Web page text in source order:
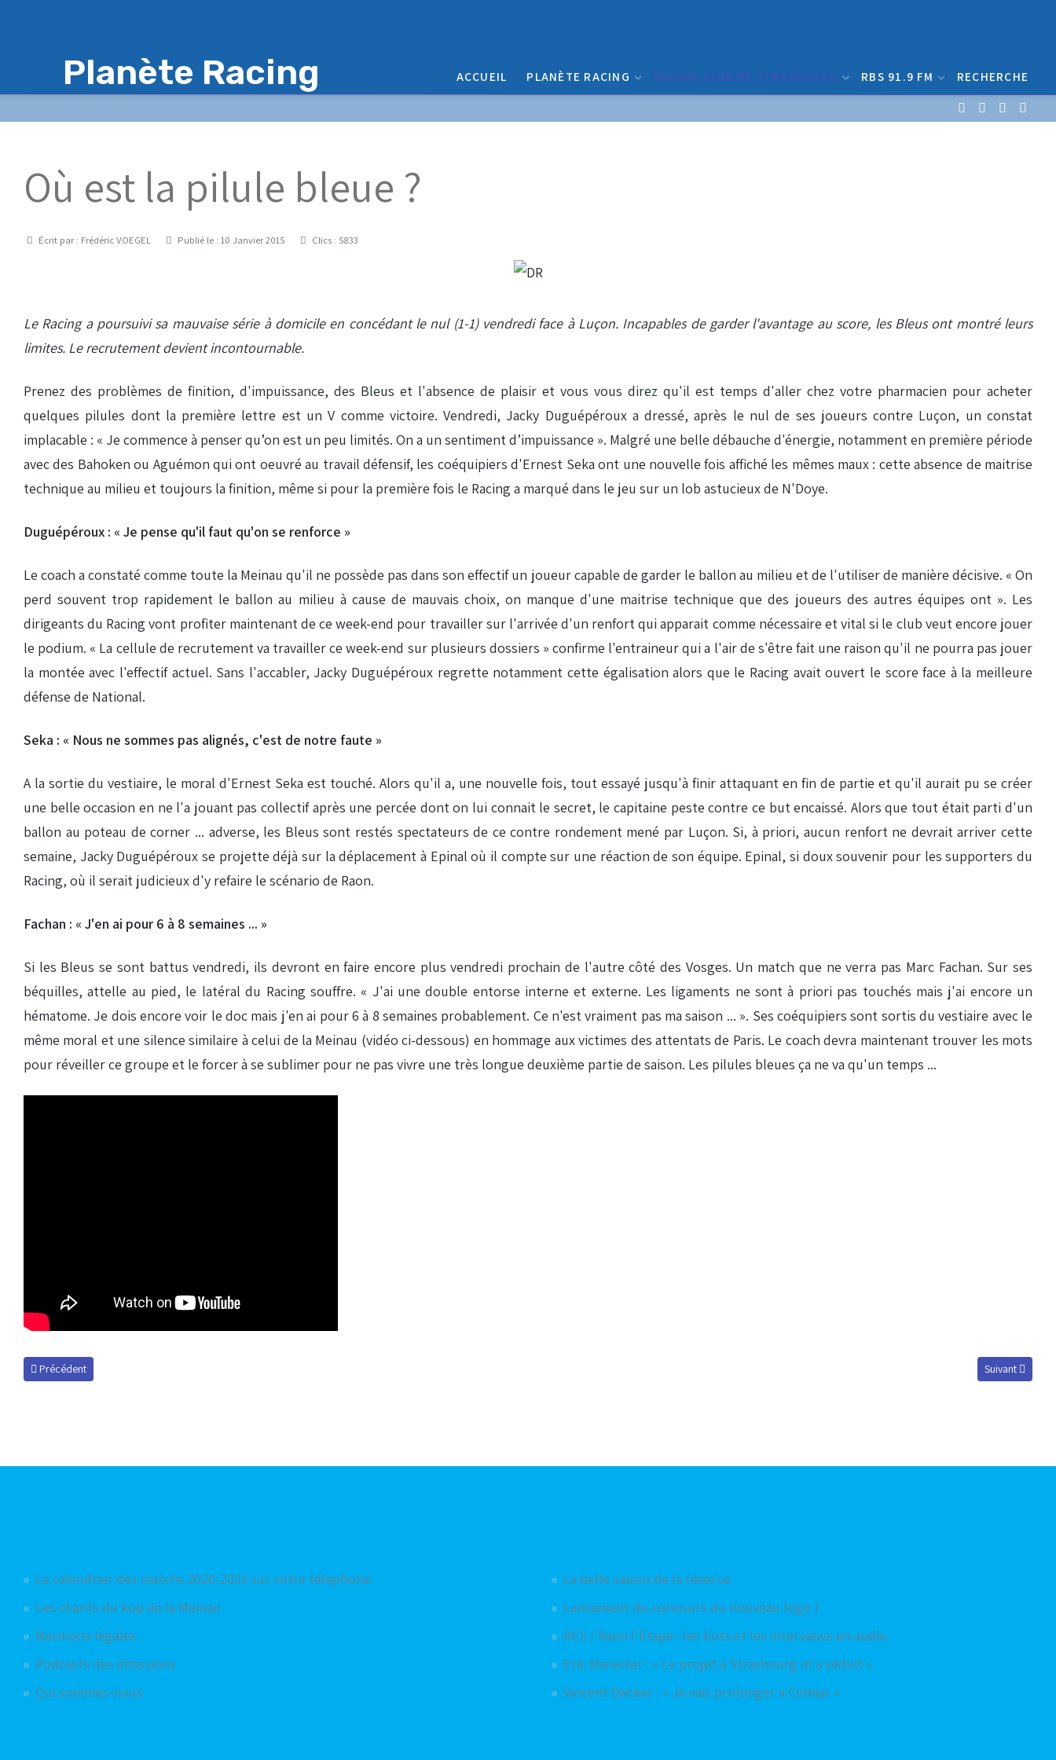
Planète Racing ACCUEIL PLANÈTE RACING RACING CLUB DE STRASBOURG RBS 91.9 FM RECHERCHE
Où est la pilule bleue ?
DétailsÉcrit par : Frédéric VOEGEL Publié le : 10 Janvier 2015 Clics : 5833
Le Racing a poursuivi sa mauvaise série à domicile en concédant le nul (1-1) vendredi face à Luçon. Incapables de garder l'avantage au score, les Bleus ont montré leurs
limites. Le recrutement devient incontournable.
Prenez des problèmes de finition, d'impuissance, des Bleus et l'absence de plaisir et vous vous direz qu'il est temps d'aller chez votre pharmacien pour acheter
quelques pilules dont la première lettre est un V comme victoire. Vendredi, Jacky Duguépéroux a dressé, après le nul de ses joueurs contre Luçon, un constat
implacable : « Je commence à penser qu’on est un peu limités. On a un sentiment d’impuissance ». Malgré une belle débauche d'énergie, notamment en première période
avec des Bahoken ou Aguémon qui ont oeuvré au travail défensif, les coéquipiers d'Ernest Seka ont une nouvelle fois affiché les mêmes maux : cette absence de maitrise
technique au milieu et toujours la finition, même si pour la première fois le Racing a marqué dans le jeu sur un lob astucieux de N'Doye.
Duguépéroux : « Je pense qu'il faut qu'on se renforce »
Le coach a constaté comme toute la Meinau qu'il ne possède pas dans son effectif un joueur capable de garder le ballon au milieu et de l'utiliser de manière décisive. « On
perd souvent trop rapidement le ballon au milieu à cause de mauvais choix, on manque d'une maitrise technique que des joueurs des autres équipes ont ». Les
dirigeants du Racing vont profiter maintenant de ce week-end pour travailler sur l'arrivée d'un renfort qui apparait comme nécessaire et vital si le club veut encore jouer
le podium. « La cellule de recrutement va travailler ce week-end sur plusieurs dossiers » confirme l'entraineur qui a l'air de s'être fait une raison qu'il ne pourra pas jouer
la montée avec l'effectif actuel. Sans l'accabler, Jacky Duguépéroux regrette notamment cette égalisation alors que le Racing avait ouvert le score face à la meilleure
défense de National.
Seka : « Nous ne sommes pas alignés, c'est de notre faute »
A la sortie du vestiaire, le moral d'Ernest Seka est touché. Alors qu'il a, une nouvelle fois, tout essayé jusqu'à finir attaquant en fin de partie et qu'il aurait pu se créer
une belle occasion en ne l'a jouant pas collectif après une percée dont on lui connait le secret, le capitaine peste contre ce but encaissé. Alors que tout était parti d'un
ballon au poteau de corner ... adverse, les Bleus sont restés spectateurs de ce contre rondement mené par Luçon. Si, à priori, aucun renfort ne devrait arriver cette
semaine, Jacky Duguépéroux se projette déjà sur la déplacement à Epinal où il compte sur une réaction de son équipe. Epinal, si doux souvenir pour les supporters du
Racing, où il serait judicieux d'y refaire le scénario de Raon.
Fachan : « J'en ai pour 6 à 8 semaines ... »
Si les Bleus se sont battus vendredi, ils devront en faire encore plus vendredi prochain de l'autre côté des Vosges. Un match que ne verra pas Marc Fachan. Sur ses
béquilles, attelle au pied, le latéral du Racing souffre. « J'ai une double entorse interne et externe. Les ligaments ne sont à priori pas touchés mais j'ai encore un
hématome. Je dois encore voir le doc mais j'en ai pour 6 à 8 semaines probablement. Ce n'est vraiment pas ma saison ... ». Ses coéquipiers sont sortis du vestiaire avec le
même moral et une silence similaire à celui de la Meinau (vidéo ci-dessous) en hommage aux victimes des attentats de Paris. Le coach devra maintenant trouver les mots
pour réveiller ce groupe et le forcer à se sublimer pour ne pas vivre une très longue deuxième partie de saison. Les pilules bleues ça ne va qu'un temps ...
Article précédent : Derby redécalé au vendredi !
Précédent Article suivant :
Suivant
Le calendrier des matchs 2020-2021 sur votre téléphone
Les chants du kop de la Meinau
Mentions légales
Podcasts des émissions
Qui sommes-nous
La belle saison de la réserve
Lancement du concours du nouveau logo !
RCS / Raon l'Etape : les buts et les interviews en audio
Eric Marester : « Le projet à Strasbourg m'a séduit »
Vincent Decker : « Je vais prolonger à Colmar »